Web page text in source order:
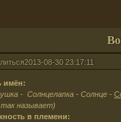
2013-08-30 23:17:11
имён:
- Солнцелапка - Солнце -
так называет)
в племени: